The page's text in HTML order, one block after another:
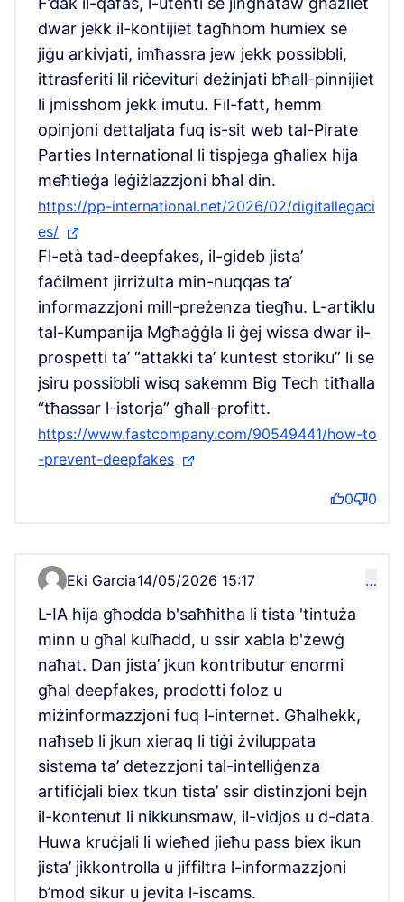
dwar jekk il-kontijiet tagħhom humiex se
jiġu arkivjati, imħassra jew jekk possibbli,
ittrasferiti lil riċevituri deżinjati bħall-pinnijiet
li jmisshom jekk imutu. Fil-fatt, hemm
opinjoni dettaljata fuq is-sit web tal-Pirate
Parties International li tispjega għaliex hija
meħtieġa leġiżlazzjoni bħal din.
https://pp-international.net/2026/02/digitallegaci
es/
(Link esterna)
Fl-età tad-deepfakes, il-gideb jista’
faċilment jirriżulta min-nuqqas ta’
informazzjoni mill-preżenza tiegħu. L-artiklu
tal-Kumpanija Mgħaġġla li ġej wissa dwar il-
prospetti ta’ “attakki ta’ kuntest storiku” li se
jsiru possibbli wisq sakemm Big Tech titħalla
“tħassar l-istorja” għall-profitt.
https://www.fastcompany.com/90549441/how-to
-prevent-deepfakes
0
0
Comment 21088
Eki Garcia14/05/2026 15:17 …
L-IA hija għodda b'saħħitha li tista 'tintuża
minn u għal kulħadd, u ssir xabla b'żewġ
naħat. Dan jista’ jkun kontributur enormi
għal deepfakes, prodotti foloz u
miżinformazzjoni fuq l-internet. Għalhekk,
naħseb li jkun xieraq li tiġi żviluppata
sistema ta’ detezzjoni tal-intelliġenza
artifiċjali biex tkun tista’ ssir distinzjoni bejn
il-kontenut li nikkunsmaw, il-vidjos u d-data.
Huwa kruċjali li wieħed jieħu pass biex ikun
jista’ jikkontrolla u jiffiltra l-informazzjoni
b’mod sikur u jevita l-iscams.